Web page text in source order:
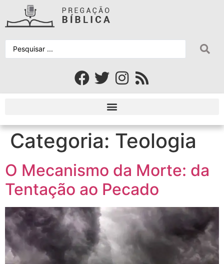
Categoria: Teologia
O Mecanismo da Morte: da
Tentação ao Pecado